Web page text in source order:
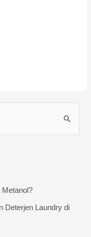
Metanol?
Deterjen Laundry di